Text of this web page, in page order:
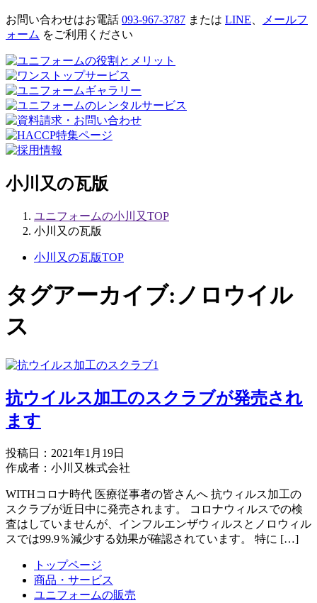
お問い合わせはお電話 093-967-3787 または LINE
メールフ
ォーム をご利用ください
小川又の瓦版
ユニフォームの小川又TOP
小川又の瓦版
小川又の瓦版TOP
タグアーカイブ: ノロウイル
ス
抗ウイルス加工のスクラブが発売され
ます
投稿日：2021年1月19日
作成者：小川又株式会社
WITHコロナ時代 医療従事者の皆さんへ 抗ウィルス加工の
スクラブが近日中に発売されます。 コロナウィルスでの検
査はしていませんが、インフルエンザウィルスとノロウィル
スでは99.9％減少する効果が確認されています。 特に […]
トップページ
商品・サービス
ユニフォームの販売